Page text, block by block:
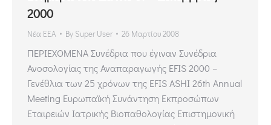
2000
Νέα ΕΕΑ By Super User 26 Μαρτίου 2008
ΠΕΡΙΕΧΟΜΕΝΑ Συνέδρια που έγιναν Συνέδρια
Ανοσολογίας της Αναπαραγωγής EFIS 2000 –
Γενέθλια των 25 χρόνων της EFIS ASHI 26th Annual
Meeting Ευρωπαϊκή Συνάντηση Εκπροσώπων
Εταιρειών Ιατρικής Βιοπαθολογίας Επιστημονική